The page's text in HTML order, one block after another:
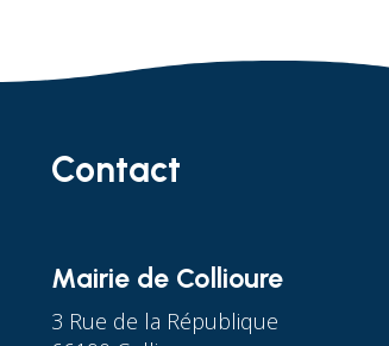
Contact
Mairie de Collioure
3 Rue de la République